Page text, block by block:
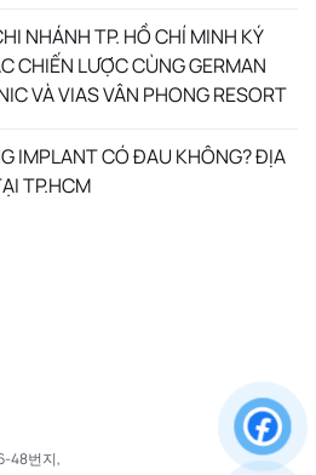
NHÁNH TP. HỒ CHÍ MINH KÝ
CHIẾN LƯỢC CÙNG GERMAN
VÀ VIAS VÂN PHONG RESORT
IMPLANT CÓ ĐAU KHÔNG? ĐỊA
TP.HCM
48번지,